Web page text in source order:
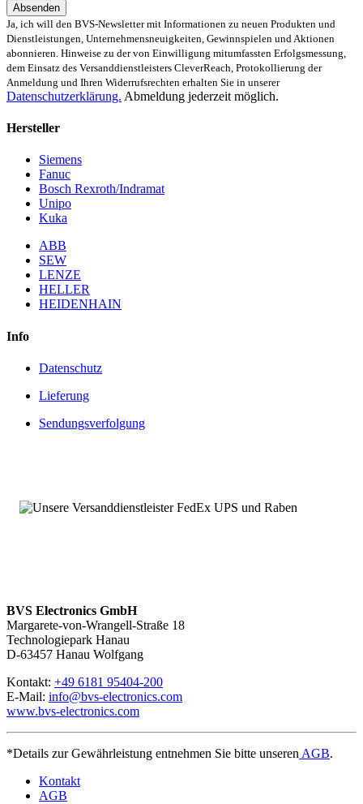
Absenden
Ja, ich will den BVS-Newsletter mit Informationen zu neuen Produkten und
Dienstleistungen, Unternehmensneuigkeiten, Gewinnspielen und Aktionen
abonnieren. Hinweise zu der von Einwilligung mitumfassten Erfolgsmessung,
dem Einsatz des Versanddienstleisters CleverReach, Protokollierung der
Anmeldung und Ihren Widerrufsrechten erhalten Sie in unserer
Datenschutzerklärung. Abmeldung jederzeit möglich.
Hersteller
Siemens
Fanuc
Bosch Rexroth/Indramat
Unipo
Kuka
ABB
SEW
LENZE
HELLER
HEIDENHAIN
Info
Datenschutz
Lieferung
Sendungsverfolgung
BVS Electronics GmbH
Margarete-von-Wrangell-Straße 18
Technologiepark Hanau
D-63457 Hanau Wolfgang
Kontakt: +49 6181 95404-200
E-Mail: info@bvs-electronics.com
www.bvs-electronics.com
*Details zur Gewährleistung entnehmen Sie bitte unseren AGB.
Kontakt
AGB